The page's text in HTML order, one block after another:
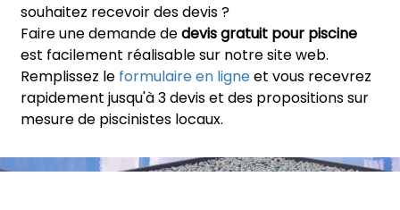
souhaitez recevoir des devis ?
Faire une demande dedevis gratuit pour piscine
est facilement réalisable sur notre site web.
Remplissez le formulaire en ligneet vous recevrez
rapidement jusqu'à 3 devis et des propositions sur
mesure de piscinistes locaux.